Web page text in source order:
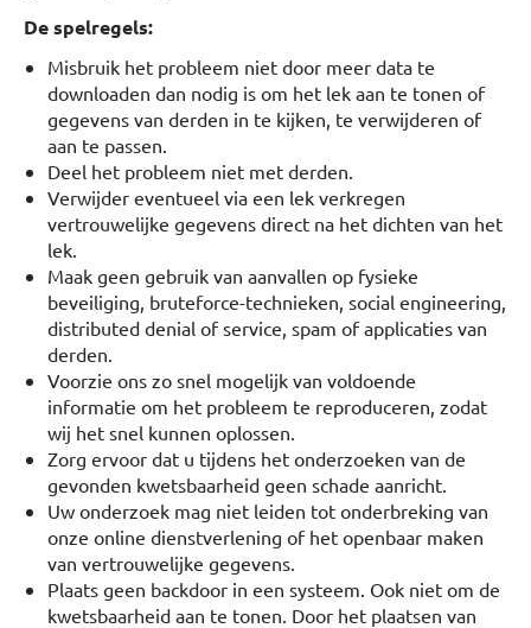
De spelregels:
Misbruik het probleem niet door meer data te
downloaden dan nodig is om het lek aan te tonen of
gegevens van derden in te kijken, te verwijderen of
aan te passen.
Deel het probleem niet met derden.
Verwijder eventueel via een lek verkregen
vertrouwelijke gegevens direct na het dichten van het
lek.
Maak geen gebruik van aanvallen op fysieke
beveiliging, bruteforce-technieken, social engineering,
distributed denial of service, spam of applicaties van
derden.
Voorzie ons zo snel mogelijk van voldoende
informatie om het probleem te reproduceren, zodat
wij het snel kunnen oplossen.
Zorg ervoor dat u tijdens het onderzoeken van de
gevonden kwetsbaarheid geen schade aanricht.
Uw onderzoek mag niet leiden tot onderbreking van
onze online dienstverlening of het openbaar maken
van vertrouwelijke gegevens.
Plaats geen backdoor in een systeem. Ook niet om de
kwetsbaarheid aan te tonen. Door het plaatsen van